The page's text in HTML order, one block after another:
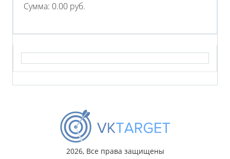
Сумма: 0.00 руб.
2026, Все права защищены